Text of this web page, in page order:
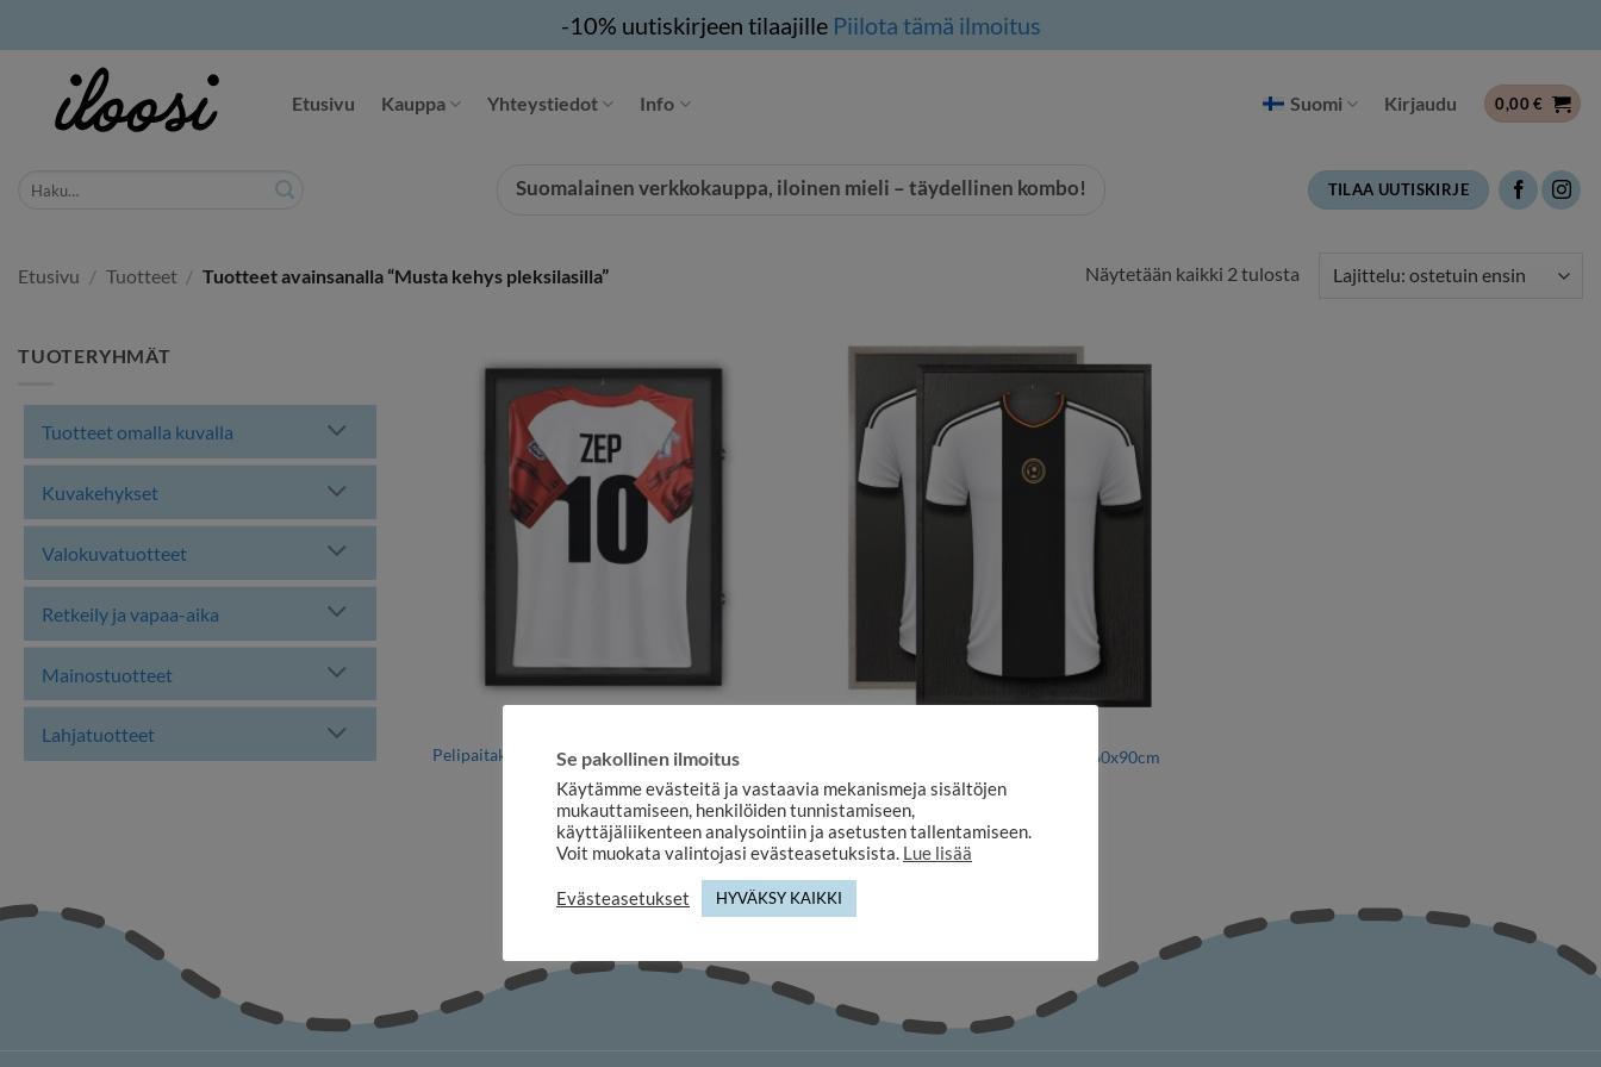
-10% uutiskirjeen tilaajille Piilota tämä ilmoitus
sisältöön
Etusivu Kauppa Yhteystiedot Info Suomi Kirjaudu 0,00€
Suomalainen verkkokauppa, iloinen mieli – täydellinen kombo! TILAA UUTISKIRJE
Etusivu / Tuotteet / Tuotteet avainsanalla “Musta kehys pleksilasilla” Näytetään kaikki 2 tulostaSuosituimmat
TUOTERYHMÄT
Tuotteet omalla kuvalla
Kuvakehykset
Valokuvatuotteet
Retkeily ja vapaa-aika
Mainostuotteet
Lahjatuotteet
Pelipaitakehys ILOMAX 59×79 musta tilakehys
pleksilasilla
169,00€
Tilakehys pleksilasilla pelipaidalle 60x90cm
182,90
Se pakollinen ilmoitus
Käytämme evästeitä ja vastaavia mekanismeja sisältöjen
mukauttamiseen, henkilöiden tunnistamiseen,
käyttäjäliikenteen analysointiin ja asetusten tallentamiseen.
Voit muokata valintojasi evästeasetuksista. Lue lisää
Evästeasetukset HYVÄKSY KAIKKI